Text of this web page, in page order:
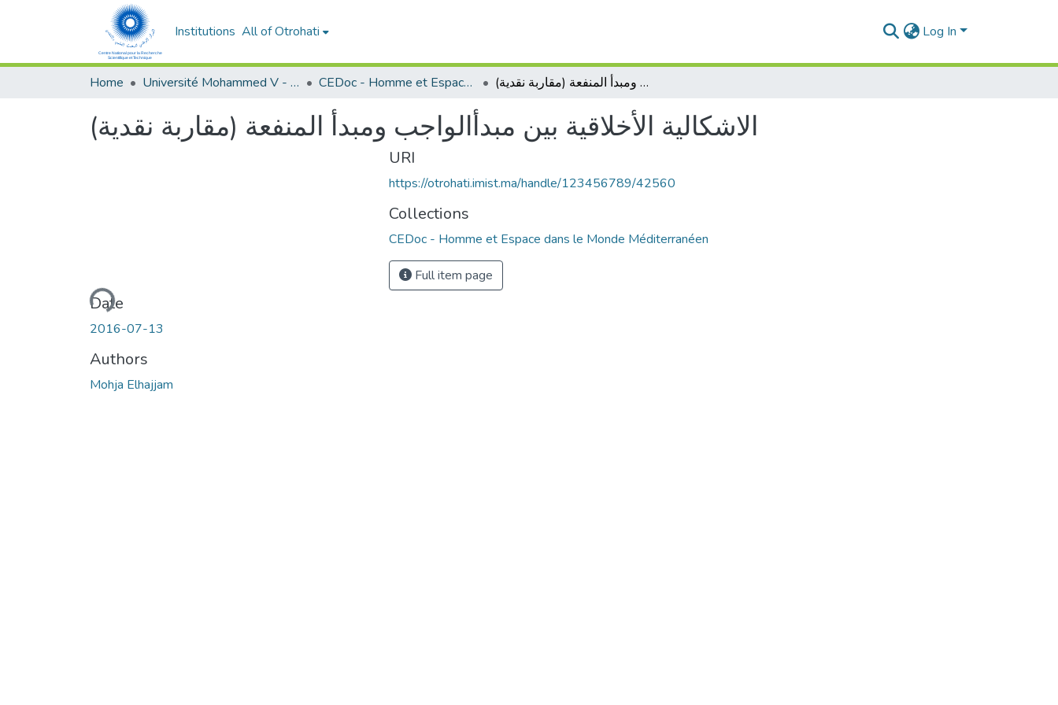
Institutions All of Otrohati Log In
Home Université Mohammed V - Rabat CEDoc - Homme et Espace dans le Monde Méditerranéen الاشكالية الأخلاقية بين مبدأالواجب ومبدأ المنفعة (مقاربة نقدية)
الاشكالية الأخلاقية بين مبدأالواجب ومبدأ المنفعة (مقاربة نقدية)
Loading...
Date
2016-07-13
Authors
Mohja Elhajjam
URI
https://otrohati.imist.ma/handle/123456789/42560
Collections
CEDoc - Homme et Espace dans le Monde Méditerranéen
Full item page